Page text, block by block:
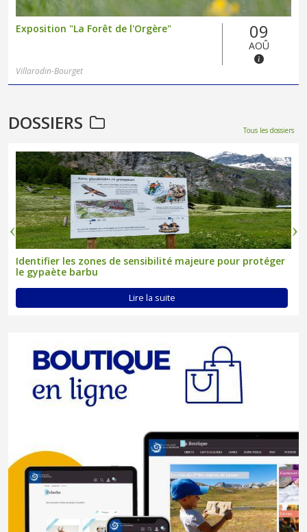
Exposition "La Forêt de l'Orgère" 09
AOÛ
Villarodin-Bourget
DOSSIERS Tous les dossiers
Identifier les zones de sensibilité majeure pour protéger
le gypaète barbu
Lire la suite